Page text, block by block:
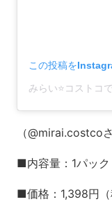
この投稿を
（@mirai.costco
■内容量：1パック
■価格：1,398円（